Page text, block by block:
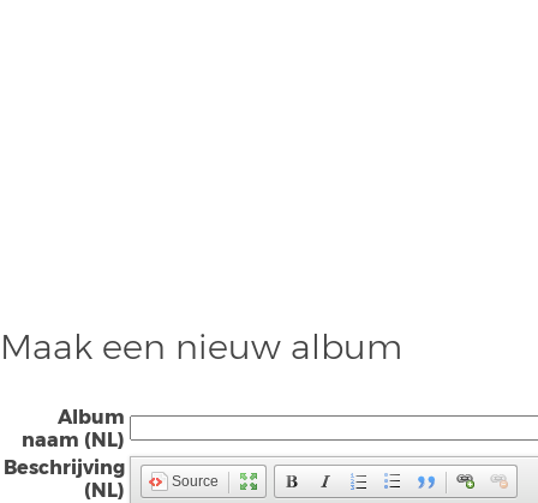
Maak een nieuw album
Album
naam (NL)
Beschrijving
(NL)
Source